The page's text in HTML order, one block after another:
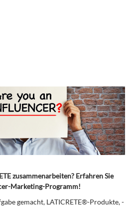
zusammenarbeiten? Erfahren Sie
Marketing-Programm!
gemacht, LATICRETE®-Produkte, -